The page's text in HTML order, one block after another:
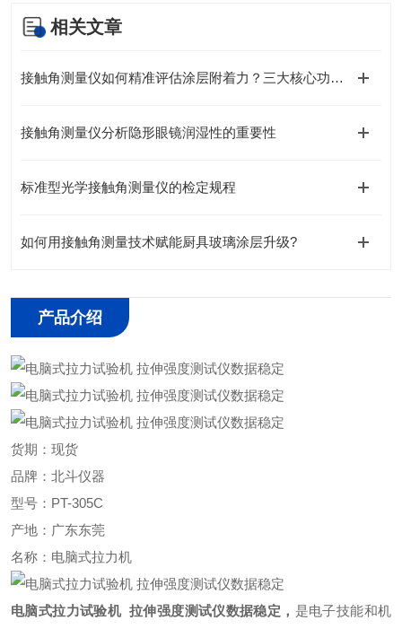
相关文章
接触角测量仪如何精准评估涂层附着力？三大核心功能详解
接触角测量仪分析隐形眼镜润湿性的重要性
标准型光学接触角测量仪的检定规程
如何用接触角测量技术赋能厨具玻璃涂层升级?
产品介绍
货期：现货
品牌：北斗仪器
型号：PT-305C
产地：广东东莞
名称：电脑式拉力机
电脑式拉力试验机 拉伸强度测试仪数据稳定 ， 是电子技能和机